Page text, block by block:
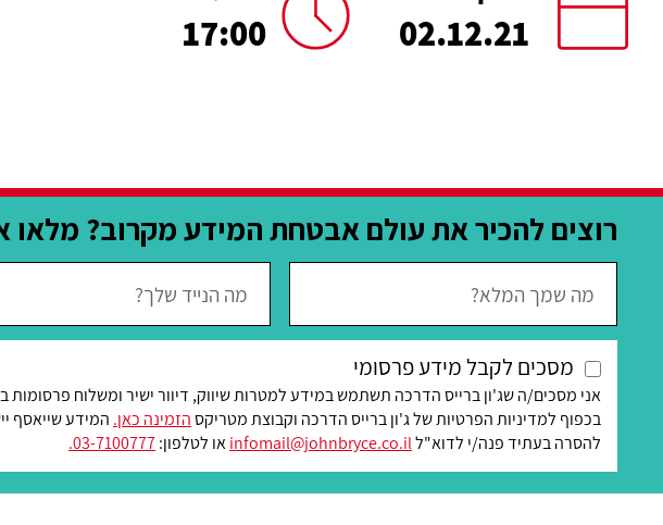
02.12.21
17:00
רוצים להכיר את עולם אבטחת המידע מקרוב? מלאו
מסכים לקבל מידע פרסומי
אני מסכים/ה שג'ון ברייס הדרכה תשתמש במידע למטרות שיווק, דיוור ישיר ומשלוח
בכפוף למדיניות הפרטיות של ג'ון ברייס הדרכה וקבוצת מטריקסהזמינה כאן.
להסרה בעתיד פנה/י לדוא"לinfomail@johnbryce.co.ilאו לטלפון:03-7100777.